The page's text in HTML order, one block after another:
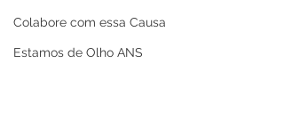
Colabore com essa Causa
Estamos de Olho ANS